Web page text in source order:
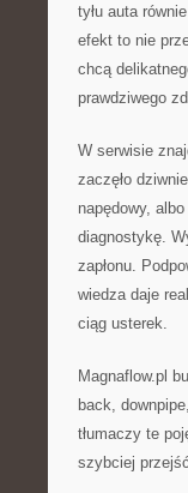
tyłu auta
efekt to nie
chcą
prawdziwego
W serwisie
zaczęło
napędowy,
diagnostykę.
zapłonu.
wiedza daje
ciąg usterek.
Magnaflow.pl
back,
tłumaczy te
szybciej